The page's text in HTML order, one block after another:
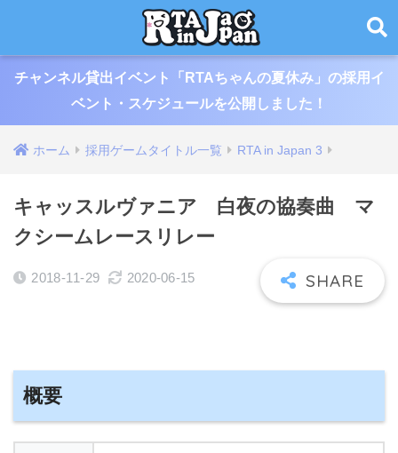
チャンネル貸出イベント「RTAちゃんの夏休み」の採用イ
ベント・スケジュールを公開しました！
ホーム 採用ゲームタイトル一覧 RTA in Japan 3
キャッスルヴァニア 白夜の協奏曲 マ
クシームレースリレー
2018-11-29 2020-06-15
概要